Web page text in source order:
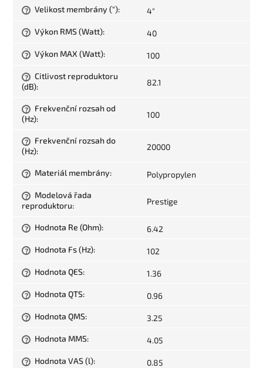
? Velikost membrány ("): 4"
? Výkon RMS (Watt): 40
? Výkon MAX (Watt): 100
?
Citlivost reproduktoru
(dB): 82.1
?
Frekvenční rozsah od
(Hz): 100
?
Frekvenční rozsah do
(Hz): 20000
? Materiál membrány: Polypropylen
?
Modelová řada
reproduktoru: Prestige
? Hodnota Re (Ohm): 6.42
? Hodnota Fs (Hz): 102
? Hodnota QES: 1.36
? Hodnota QTS: 0.96
? Hodnota QMS: 3.25
? Hodnota MMS: 4.05
? Hodnota VAS (l): 0.85